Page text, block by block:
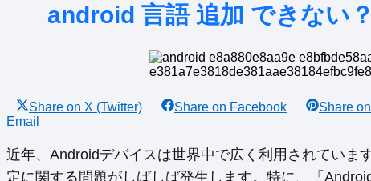
android 言語 追加 できない
Share on X (Twitter) Share on Facebook Share on
Email
近年、Androidデバイスは世界中で広く利用されていま
定に関する問題がしばしば発生します。特に、「